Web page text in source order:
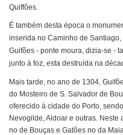
Quiffões.
É também desta época o
inserida no Caminho de
Guifões - ponte moura, dizia-se -
junto à foz, esta destruída na
Mais tarde, no ano de 1304,
do Mosteiro de S. Salvador de
oferecido à cidade do Porto,
Nevogilde, Aldoar e outras.
no de Bouças e Gatões no da Maia.